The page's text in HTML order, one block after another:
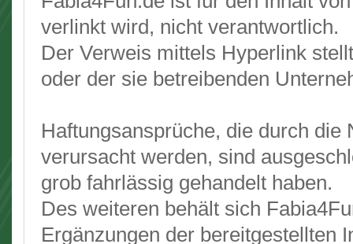
verlinkt wird, nicht verantwortlich.
Der Verweis mittels Hyperlink
oder der sie betreibenden
Haftungsansprüche, die durch die
verursacht werden, sind
grob fahrlässig gehandelt haben.
Des weiteren behält sich
Ergänzungen der bereitgestellten